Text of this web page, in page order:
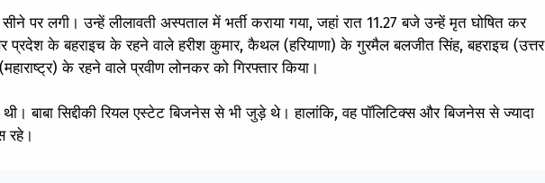
पर लगी। उन्हें लीलावती अस्पताल में भर्ती कराया गया, जहां रात 11.27 बजे उन्हें मृत घोषित कर
प्रदेश के बहराइच के रहने वाले हरीश कुमार, कैथल (हरियाणा) के गुरमैल बलजीत सिंह, बहराइच (उत्तर
के रहने वाले प्रवीण लोनकर को गिरफ्तार किया।
थी। बाबा सिद्दीकी रियल एस्टेट बिजनेस से भी जुड़े थे। हालांकि, वह पॉलिटिक्स और बिजनेस से ज्यादा
रहे।